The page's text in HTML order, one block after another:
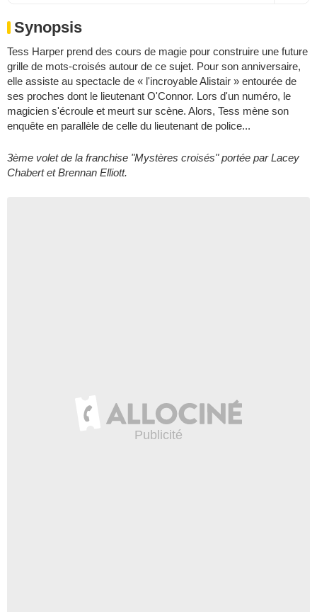
Synopsis
Tess Harper prend des cours de magie pour construire une future
grille de mots-croisés autour de ce sujet. Pour son anniversaire,
elle assiste au spectacle de « l'incroyable Alistair » entourée de
ses proches dont le lieutenant O'Connor. Lors d'un numéro, le
magicien s'écroule et meurt sur scène. Alors, Tess mène son
enquête en parallèle de celle du lieutenant de police...
3ème volet de la franchise "Mystères croisés" portée par Lacey
Chabert et Brennan Elliott.